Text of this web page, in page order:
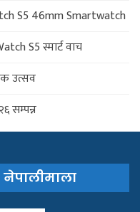
S5 46mm Smartwatch
S5 स्मार्ट वाच
उत्सव
सम्पन्न